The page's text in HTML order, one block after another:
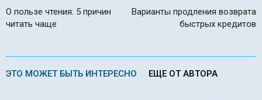
О пользе чтения: 5 причин
читать чаще
Варианты продления возврата
быстрых кредитов
ЭТО МОЖЕТ БЫТЬ ИНТЕРЕСНО ЕЩЕ ОТ АВТОРА